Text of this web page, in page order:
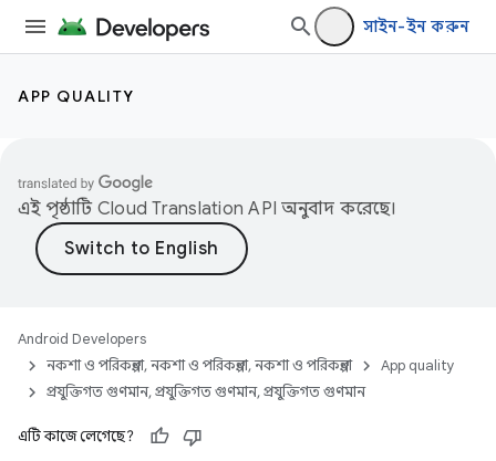
সাইন-ইন করুন
APP QUALITY
এই পৃষ্ঠাটি Cloud Translation API অনুবাদ করেছে।
Android Developers
নকশা ও পরিকল্পনা, নকশা ও পরিকল্পনা, নকশা ও পরিকল্পনা
App quality
প্রযুক্তিগত গুণমান, প্রযুক্তিগত গুণমান, প্রযুক্তিগত গুণমান
এটি কাজে লেগেছে?